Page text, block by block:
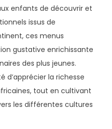
enfants de découvrir et
issus de
ces menus
gustative enrichissante
des plus jeunes.
d’apprécier la richesse
tout en cultivant
les différentes cultures